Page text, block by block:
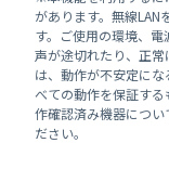
があります。無線LAN
す。ご使用の環境、
声が途切れたり、正
は、動作が不安定に
べての動作を保証す
作確認済み機器につい
ださい。